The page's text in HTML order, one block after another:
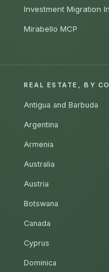
Investment Migration
Mirabello MCP
REAL ESTATE, BY
Antigua and Barbuda
Argentina
Armenia
Australia
Austria
Botswana
Canada
Cyprus
Dominica